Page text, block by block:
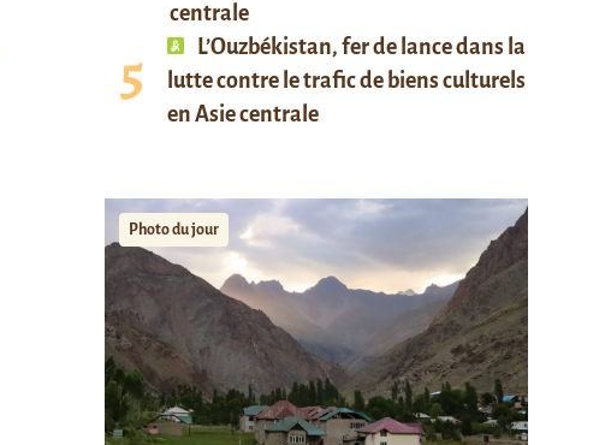
centrale
L’Ouzbékistan, fer de lance dans la
lutte contre le trafic de biens culturels
en Asie centrale
Photo du jour